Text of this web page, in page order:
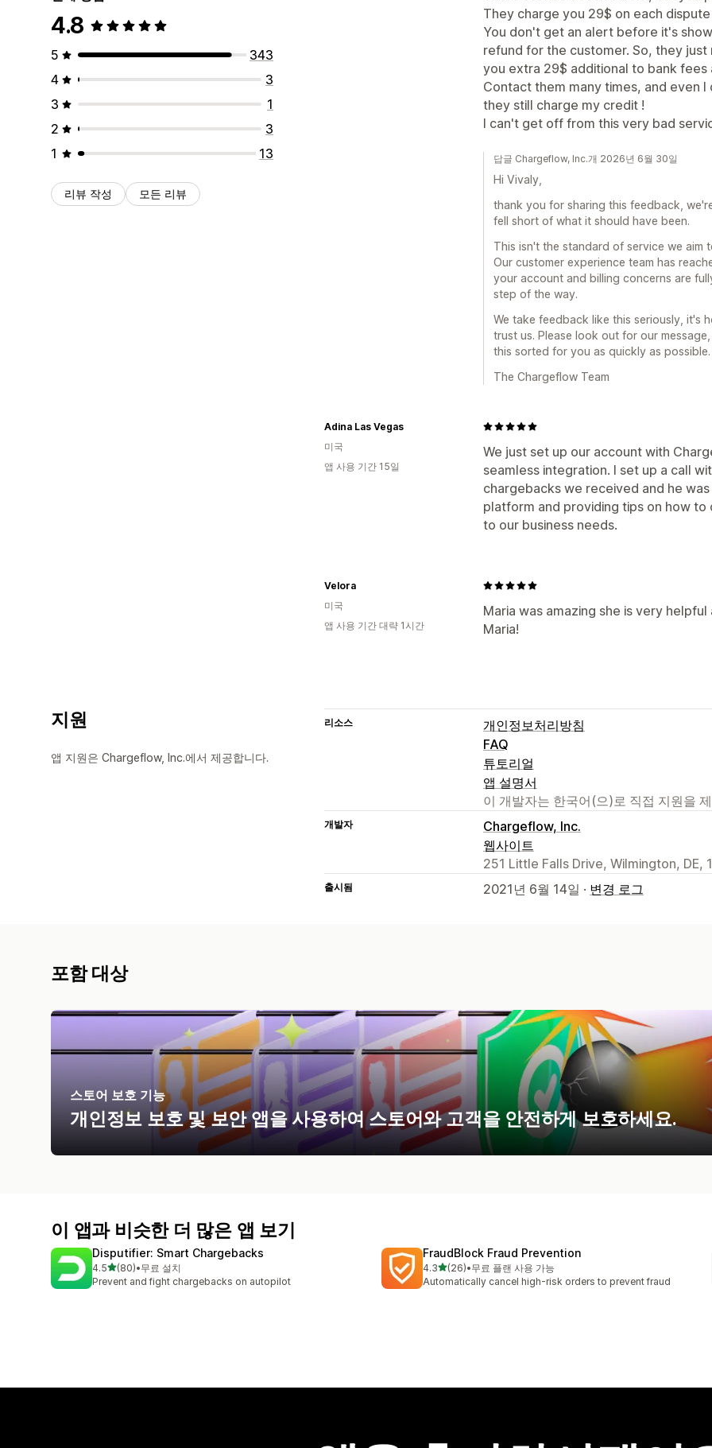
4.8
5
343
4
3
3
1
2
3
1
13
리뷰 작성 모든 리뷰
They charge you 29$ on each
You don't get an alert before it's
refund for the customer. So, they
you extra 29$ additional to bank fees
Contact them many times, and even
they still charge my credit !
I can't get off from this very bad
답글 Chargeflow, Inc.개 2026년 6월 30일
Hi Vivaly,
thank you for sharing this feedback,
fell short of what it should have been.
This isn't the standard of service we
Our customer experience team has
your account and billing concerns are
step of the way.
We take feedback like this seriously, it's
trust us. Please look out for our
this sorted for you as quickly as possible.
The Chargeflow Team
We just set up our account with
seamless integration. I set up a call
chargebacks we received and he
platform and providing tips on how
to our business needs.
Adina Las Vegas
미국
앱 사용 기간 15일
Maria was amazing she is very
Maria!
Velora
미국
앱 사용 기간 대략 1시간
지원
앱 지원은 Chargeflow, Inc.에서 제공합니다.
리소스
개인정보처리방침
FAQ
튜토리얼
앱 설명서
이 개발자는 한국어(으)로 직접 지원을
개발자
Chargeflow, Inc.
웹사이트
251 Little Falls Drive, Wilmington, DE,
출시됨 2021년 6월 14일 · 변경 로그
포함 대상
스토어 보호 기능
개인정보 보호 및 보안 앱을 사용하여 스토어와 고객을 안전하게 보호하세요.
이 앱과 비슷한 더 많은 앱 보기
Disputifier: Smart Chargebacks
4.5별 5개 중
(80)
총 리뷰 80개
•무료 설치
Prevent and fight chargebacks on autopilot
FraudBlock Fraud Prevention
4.3별 5개 중
(26)
총 리뷰 26개
•무료 플랜 사용 가능
Automatically cancel high-risk orders to prevent fraud